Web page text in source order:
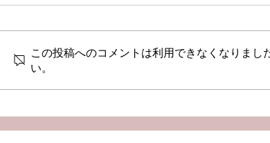
【Podcast新エピソード】
【
この投稿へのコメントは利用できなくなりま
い。